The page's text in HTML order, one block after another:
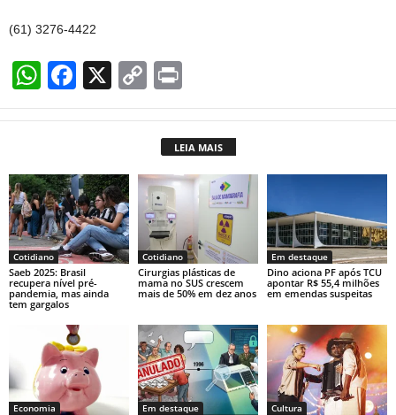
(61) 3276-4422
W
h
at
A
p
p
F
a
c
b
o
o
k
X
C
o
p
Li
n
k
in
t
LEIA MAIS
Cotidiano
Saeb 2025: Brasil
recupera nível pré-
pandemia, mas ainda
tem gargalos
Cotidiano
Cirurgias plásticas de
mama no SUS crescem
mais de 50% em dez anos
Em destaque
Dino aciona PF após TCU
apontar R$ 55,4 milhões
em emendas suspeitas
Economia Em destaque Cultura